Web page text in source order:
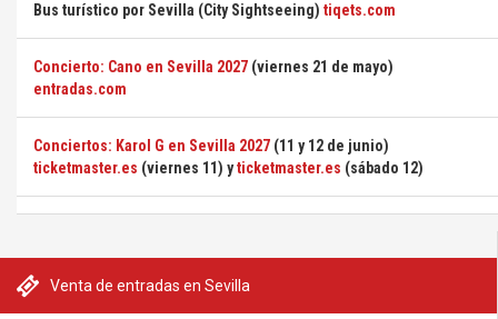
Venta de entradas en Sevilla
Bus turístico por Sevilla (City Sightseeing) tiqets.com
Concierto: Cano en Sevilla 2027 (viernes 21 de mayo)
entradas.com
Conciertos: Karol G en Sevilla 2027 (11 y 12 de junio)
ticketmaster.es (viernes 11) yticketmaster.es (sábado 12)